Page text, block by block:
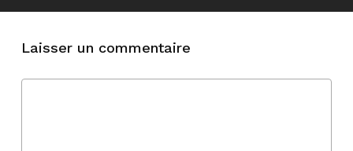
Laisser un commentaire